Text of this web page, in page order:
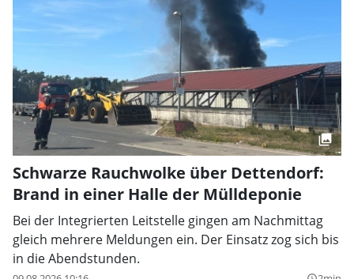
Schwarze Rauchwolke über Dettendorf:
Brand in einer Halle der Mülldeponie
Bei der Integrierten Leitstelle gingen am Nachmittag
gleich mehrere Meldungen ein. Der Einsatz zog sich bis
in die Abendstunden.